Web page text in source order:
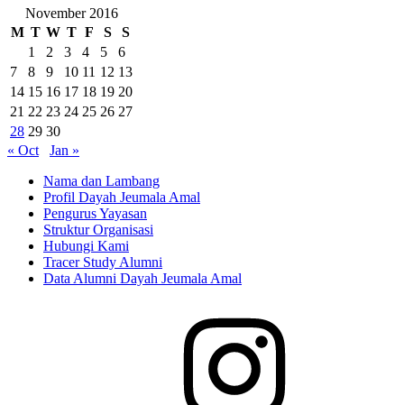
November 2016
M T W T F S
S
1
2 3 4 5
6
7
8 9 10 11 12 13
14 15 16 17 18 19 20
21 22 23 24 25 26 27
28 29 30
« Oct
Jan »
Nama dan Lambang
Profil Dayah Jeumala Amal
Pengurus Yayasan
Struktur Organisasi
Hubungi Kami
Tracer Study Alumni
Data Alumni Dayah Jeumala Amal